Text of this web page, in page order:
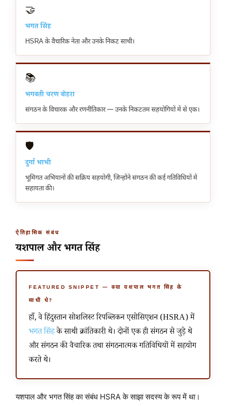
🤝
भगत सिंह
HSRA के वैचारिक नेता और उनके निकट साथी।
📚
भगवती चरण वोहरा
संगठन के विचारक और रणनीतिकार — उनके निकटतम सहयोगियों में से एक।
🛡️
दुर्गा भाभी
भूमिगत अभियानों की सक्रिय सहयोगी, जिन्होंने संगठन की कई गतिविधियों में
सहायता की।
ऐतिहासिक संबंध
यशपाल और भगत सिंह
FEATURED SNIPPET — क्या यशपाल भगत सिंह के
साथी थे?
हाँ, वे हिंदुस्तान सोशलिस्ट रिपब्लिकन एसोसिएशन (HSRA) में
भगत सिंहके साथी क्रांतिकारी थे। दोनों एक ही संगठन से जुड़े थे
और संगठन की वैचारिक तथा संगठनात्मक गतिविधियों में सहयोग
करते थे।
यशपाल और भगत सिंह का संबंध HSRA के साझा सदस्य के रूप में था।